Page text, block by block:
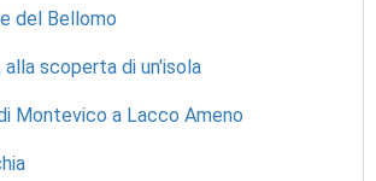
del Bellomo
scoperta di un'isola
Montevico a Lacco Ameno